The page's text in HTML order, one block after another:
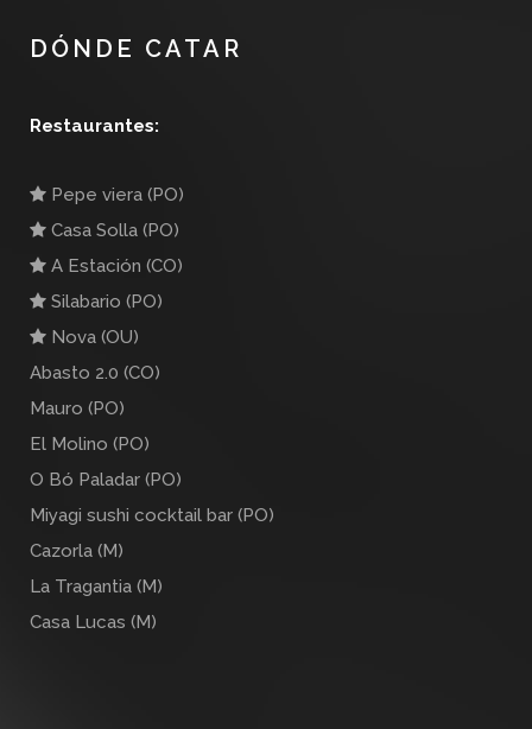
DÓNDE CATAR
Restaurantes:
Pepe viera (PO)
Casa Solla (PO)
A Estación (CO)
Silabario (PO)
Nova (OU)
Abasto 2.0 (CO)
Mauro (PO)
El Molino (PO)
O Bó Paladar (PO)
Miyagi sushi cocktail bar (PO)
Cazorla (M)
La Tragantia (M)
Casa Lucas (M)